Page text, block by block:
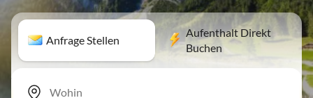
Anfrage Stellen
Aufenthalt Direkt
Buchen